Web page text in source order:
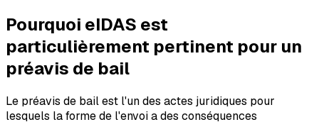
Pourquoi eIDAS est
particulièrement pertinent pour un
préavis de bail
Le préavis de bail est l'un des actes juridiques pour
lesquels la forme de l'envoi a des conséquences